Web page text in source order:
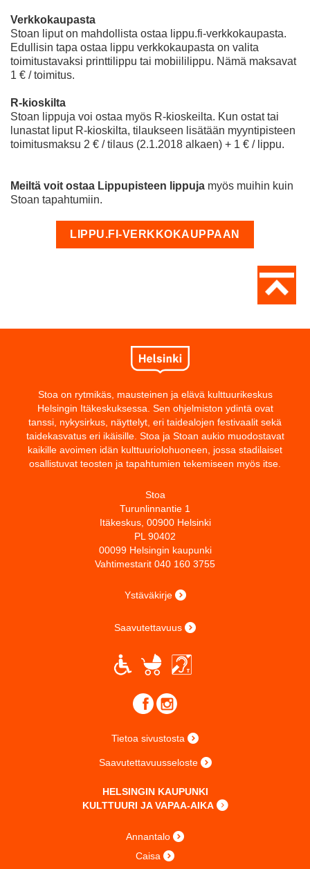
Verkkokaupasta
Stoan liput on mahdollista ostaa lippu.fi-verkkokaupasta.
Edullisin tapa ostaa lippu verkkokaupasta on valita
toimitustavaksi printtilippu tai mobiililippu. Nämä maksavat
1 € / toimitus.
R-kioskilta
Stoan lippuja voi ostaa myös R-kioskeilta. Kun ostat tai
lunastat liput R-kioskilta, tilaukseen lisätään myyntipisteen
toimitusmaksu 2 € / tilaus (2.1.2018 alkaen) + 1 € / lippu.
Meiltä voit ostaa Lippupisteen lippuja myös muihin kuin
Stoan tapahtumiin.
LIPPU.FI-VERKKOKAUPPAAN
Stoa on rytmikäs, mausteinen ja elävä kulttuurikeskus
Helsingin Itäkeskuksessa. Sen ohjelmiston ydintä ovat
tanssi, nykysirkus, näyttelyt, eri taidealojen festivaalit sekä
taidekasvatus eri ikäisille. Stoa ja Stoan aukio muodostavat
kaikille avoimen idän kulttuuriolohuoneen, jossa stadilaiset
osallistuvat teosten ja tapahtumien tekemiseen myös itse.
Stoa
Turunlinnantie 1
Itäkeskus, 00900 Helsinki
PL 90402
00099 Helsingin kaupunki
Vahtimestarit 040 160 3755
Ystäväkirje
Saavutettavuus
Tietoa sivustosta
Saavutettavuusseloste
HELSINGIN KAUPUNKI
KULTTUURI JA VAPAA-AIKA
Annantalo
Caisa